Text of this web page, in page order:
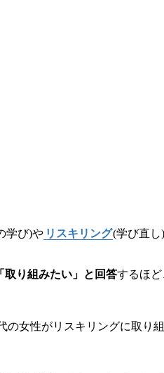
学び)や リスキリング(学び直し
取り組みたい」と回答するほど
の女性がリスキリングに取り